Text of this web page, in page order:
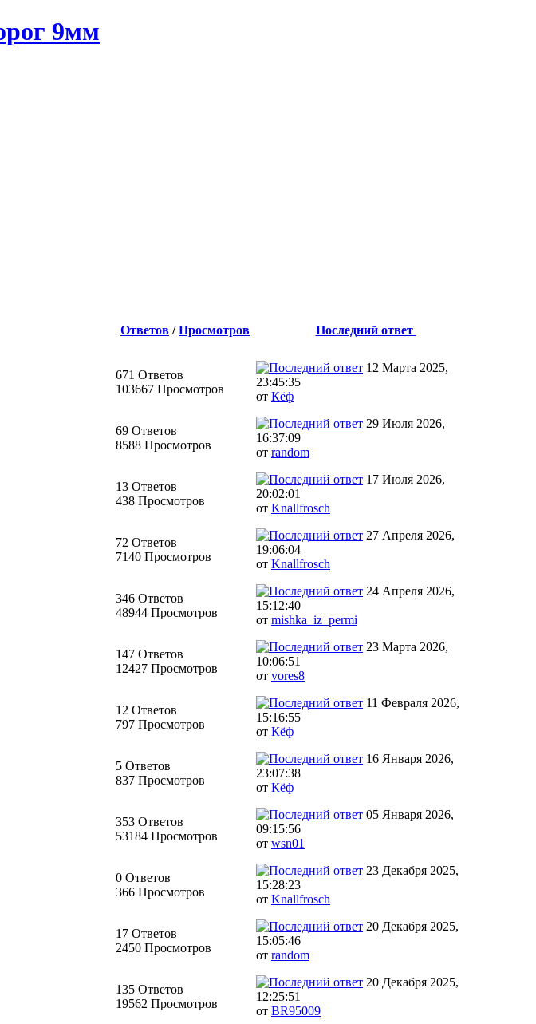
Ответов /Просмотров
Последний ответ
671 Ответов
103667 Просмотров
12 Марта 2025,
23:45:35
от Кёф
69 Ответов
8588 Просмотров
29 Июля 2026,
16:37:09
от random
13 Ответов
438 Просмотров
17 Июля 2026,
20:02:01
от Knallfrosch
72 Ответов
7140 Просмотров
27 Апреля 2026,
19:06:04
от Knallfrosch
346 Ответов
48944 Просмотров
24 Апреля 2026,
15:12:40
от mishka_iz_permi
147 Ответов
12427 Просмотров
23 Марта 2026,
10:06:51
от vores8
12 Ответов
797 Просмотров
11 Февраля 2026,
15:16:55
от Кёф
5 Ответов
837 Просмотров
16 Января 2026,
23:07:38
от Кёф
353 Ответов
53184 Просмотров
05 Января 2026,
09:15:56
от wsn01
0 Ответов
366 Просмотров
23 Декабря 2025,
15:28:23
от Knallfrosch
17 Ответов
2450 Просмотров
20 Декабря 2025,
15:05:46
от random
135 Ответов
19562 Просмотров
20 Декабря 2025,
12:25:51
от BR95009